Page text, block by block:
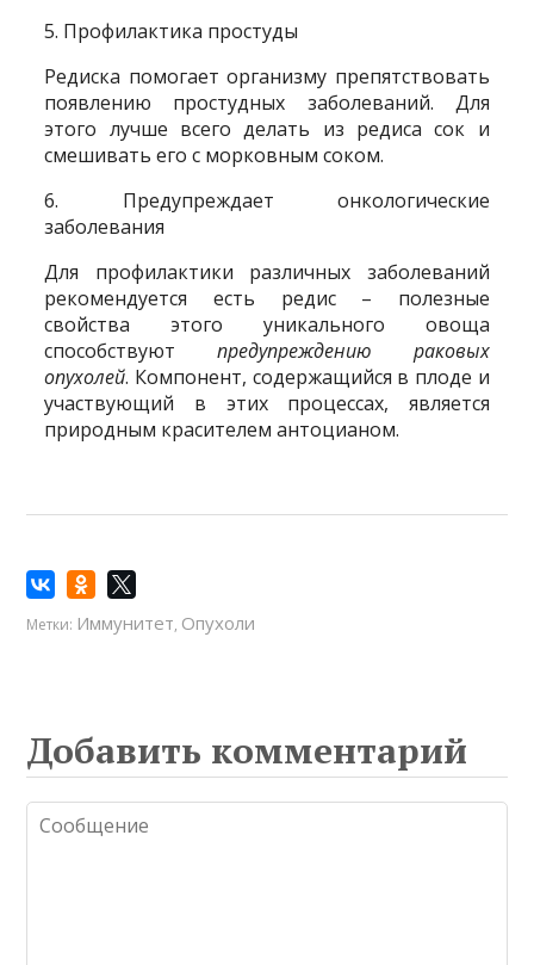
5. Профилактика простуды
Редиска помогает организму препятствовать
появлению простудных заболеваний. Для
этого лучше всего делать из редиса сок и
смешивать его с морковным соком.
6. Предупреждает онкологические
заболевания
Для профилактики различных заболеваний
рекомендуется есть редис – полезные
свойства этого уникального овоща
способствуют предупреждению раковых
опухолей. Компонент, содержащийся в плоде и
участвующий в этих процессах, является
природным красителем антоцианом.
Метки: Иммунитет, Опухоли
Добавить комментарий